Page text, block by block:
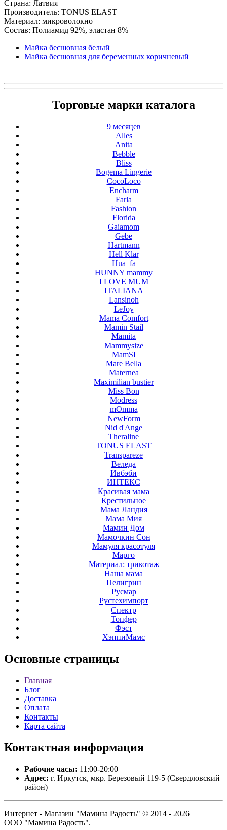
Страна: Латвия
Производитель: TONUS ELAST
Материал: микроволокно
Состав: Полиамид 92%, эластан 8%
Майка бесшовная белый
Майка бесшовная для беременных коричневый
Торговые марки каталога
9 месяцев
Alles
Anita
Bebble
Bliss
Bogema Lingerie
CocoLoco
Encharm
Farla
Fashion
Florida
Gaiamom
Gebe
Hartmann
Hell Klar
Hua_fa
HUNNY mammy
I LOVE MUM
ITALIANA
Lansinoh
LeJoy
Mama Comfort
Mamin Stail
Mamita
Mammysize
MamSI
Mare Bella
Maternea
Maximilian bustier
Miss Bon
Modress
mOmma
NewForm
Nid d'Ange
Theraline
TONUS ELAST
Transpareze
Веледа
Ивбэби
ИНТЕКС
Красивая мама
Крестильное
Мама Ландия
Мама Мия
Мамин Дом
Мамочкин Сон
Мамуля красотуля
Марго
Материал: трикотаж
Наша мама
Пелигрин
Русмар
Рустехимпорт
Спектр
Топфер
Фэст
ХэппиМамс
Основные страницы
Главная
Блог
Доставка
Оплата
Контакты
Карта сайта
Контактная информация
Рабочие часы: 11:00-20:00
Адрес: г. Иркутск, мкр. Березовый 119-5 (Свердловский
район)
Интернет - Магазин "Мамина Радость" © 2014 - 2026
ООО "Мамина Радость".